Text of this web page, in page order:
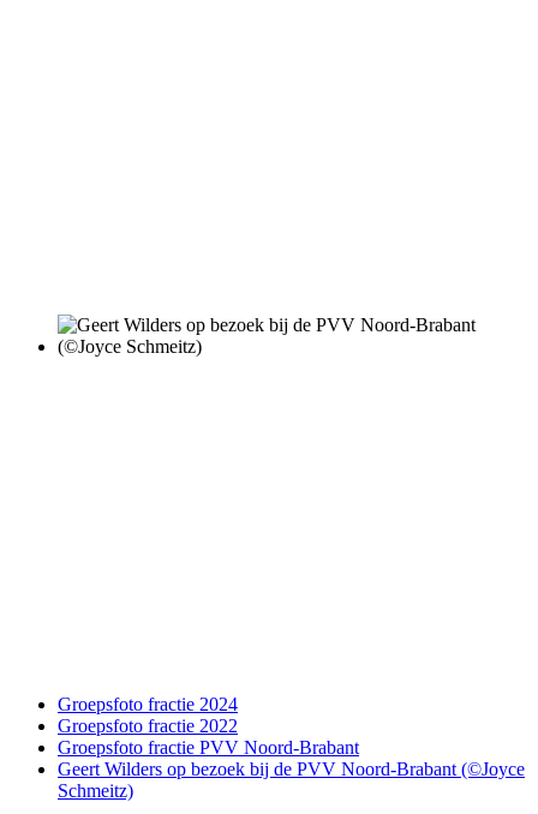
Groepsfoto fractie 2024
Groepsfoto fractie 2022
Groepsfoto fractie PVV Noord-Brabant
Geert Wilders op bezoek bij de PVV Noord-Brabant (©Joyce
Schmeitz)